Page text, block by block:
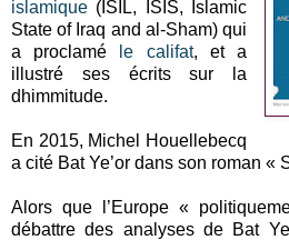
islamique (ISIL, ISIS, Islamic
State of Iraq and al-Sham) qui
a proclamé
le califat, et a
illustré ses écrits sur la
dhimmitude.
En 2015, Michel Houellebecq
a cité Bat Ye’or dans son roman «
Alors que l’Europe «
débattre des analyses de Bat